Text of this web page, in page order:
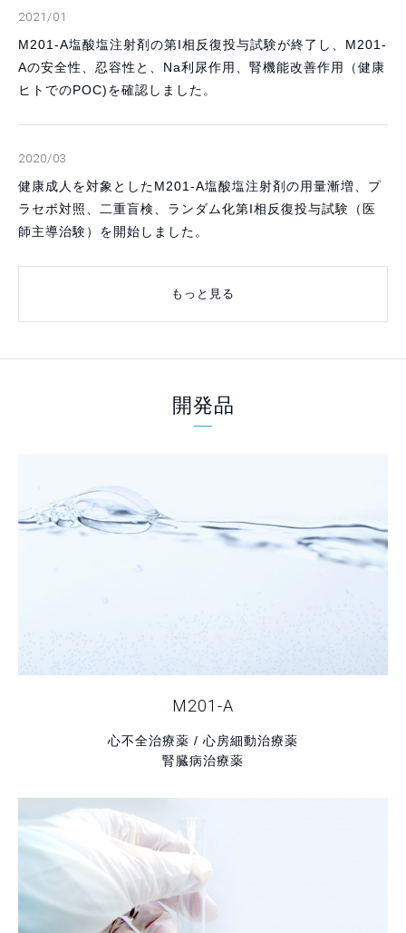
2021/01
M201-A塩酸塩注射剤の第I相反復投与試験が終了し、M201-
Aの安全性、忍容性と、Na利尿作⽤、腎機能改善作⽤（健康
ヒトでのPOC)を確認しました。
2020/03
健康成人を対象としたM201-A塩酸塩注射剤の用量漸増、プ
ラセボ対照、二重盲検、ランダム化第I相反復投与試験（医
師主導治験）を開始しました。
もっと見る
開発品
M201-A
心不全治療薬 / 心房細動治療薬
腎臓病治療薬